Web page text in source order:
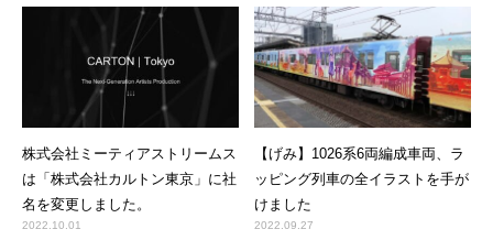
株式会社ミーティアストリームス
は「株式会社カルトン東京」に社
名を変更しました。
2022.10.01
【げみ】1026系6両編成車両、ラ
ッピング列車の全イラストを手が
けました
2022.09.27